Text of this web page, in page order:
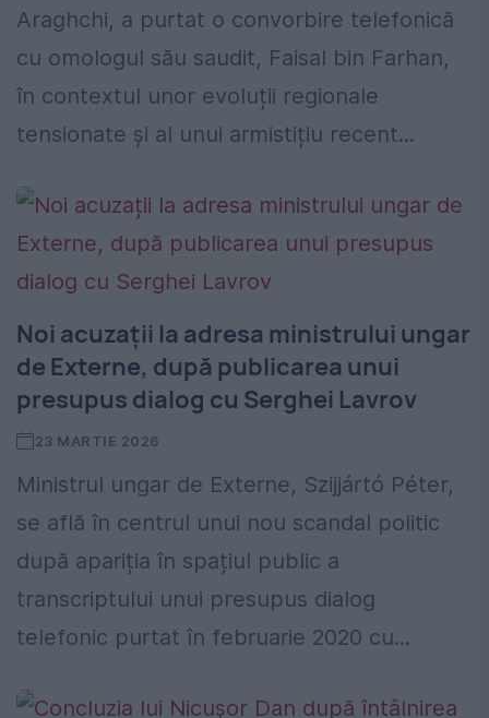
Araghchi, a purtat o convorbire telefonică
cu omologul său saudit, Faisal bin Farhan,
în contextul unor evoluții regionale
tensionate și al unui armistițiu recent...
Noi acuzații la adresa ministrului ungar
de Externe, după publicarea unui
presupus dialog cu Serghei Lavrov
23 MARTIE 2026
Ministrul ungar de Externe, Szijjártó Péter,
se află în centrul unui nou scandal politic
după apariția în spațiul public a
transcriptului unui presupus dialog
telefonic purtat în februarie 2020 cu...